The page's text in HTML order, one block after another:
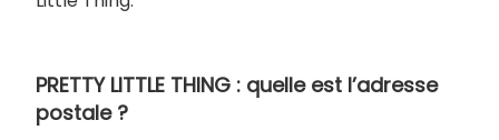
PRETTY LITTLE THING : quelle est l’adresse
postale ?